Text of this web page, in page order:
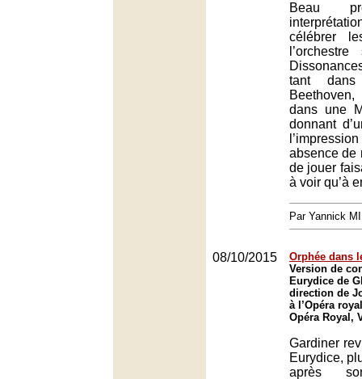
Beau
célébrer
tant
dans une
donnant
absence de
de jouer
à voir qu’à
Par Yannick
08/10/2015
Orphée dans
Version de
Eurydice de
direction de
à l’Opéra
Opéra Royal,
Gardiner
Eurydice,
après